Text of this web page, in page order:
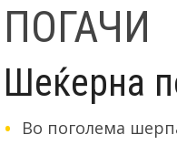
ПОГАЧИ
Шеќерна
Во поголема